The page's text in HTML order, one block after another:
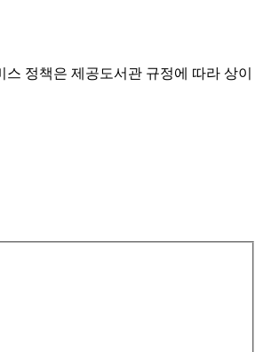
정책은 제공도서관 규정에 따라 상이